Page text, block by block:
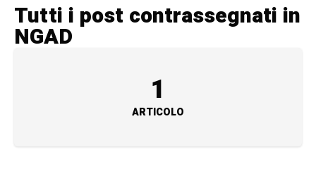
Tutti i post contrassegnati in
NGAD
1
ARTICOLO